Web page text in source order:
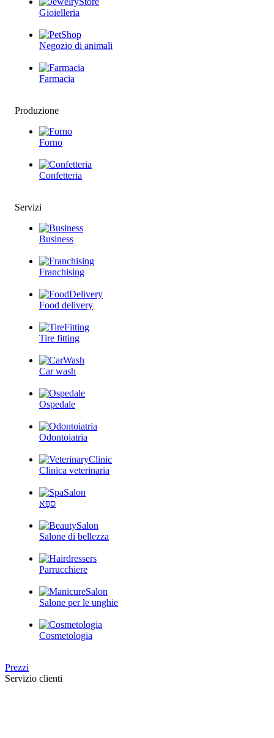
Gioielleria
Negozio di animali
Farmacia
Produzione
Forno
Confetteria
Servizi
Business
Franchising
Food delivery
Tire fitting
Car wash
Ospedale
Odontoiatria
Clinica veterinaria
ספָּא
Salone di bellezza
Parrucchiere
Salone per le unghie
Cosmetologia
Prezzi
Servizio clienti